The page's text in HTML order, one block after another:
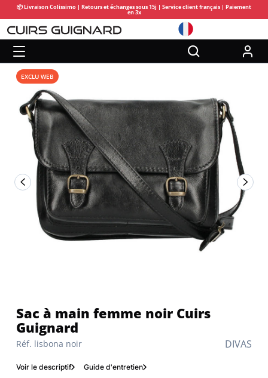
📦 Livraison Colissimo | Retours et échanges sous 15j | Service client français | Paiement
en 3x
DIVAS
Réf. lisbona noir
Sac à main femme noir Cuirs
Guignard
Voir le descriptif Guide d'entretien
EXCLU WEB